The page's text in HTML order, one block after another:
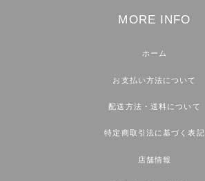
MORE INFO
ホーム
お支払い方法について
配送方法・送料について
特定商取引法に基づく表記
店舗情報